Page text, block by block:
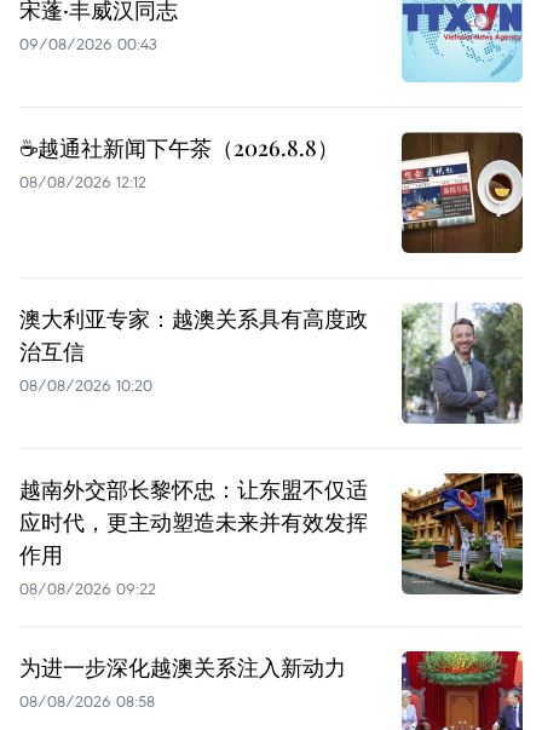
宋蓬·丰威汉同志
09/08/2026 00:43
☕️越通社新闻下午茶（2026.8.8）
08/08/2026 12:12
澳大利亚专家：越澳关系具有高度政
治互信
08/08/2026 10:20
越南外交部长黎怀忠：让东盟不仅适
应时代，更主动塑造未来并有效发挥
作用
08/08/2026 09:22
为进一步深化越澳关系注入新动力
08/08/2026 08:58